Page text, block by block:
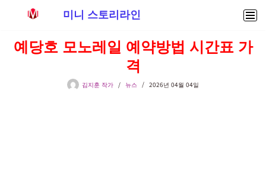
텐
미니 스토리라인
예당호 모노레일 예약방법 시간표 가
격
김지훈 작가 뉴스 2026년 04월 04일